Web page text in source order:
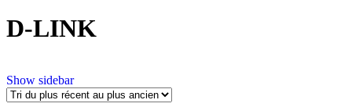
D-LINK
Show sidebar